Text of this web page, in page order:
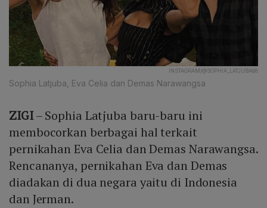
INSTAGRAM/@SOPHIA_LATJUBA88
Sophia Latjuba, Eva Celia dan Demas Narawangsa
ZIGI– Sophia Latjuba baru-baru ini
membocorkan berbagai hal terkait
pernikahan Eva Celia dan Demas Narawangsa.
Rencananya, pernikahan Eva dan Demas
diadakan di dua negara yaitu di Indonesia
dan Jerman.